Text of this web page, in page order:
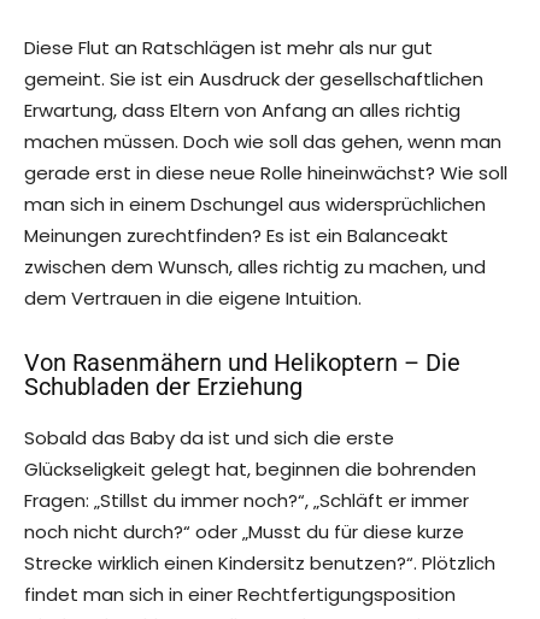
Diese Flut an Ratschlägen ist mehr als nur gut
gemeint. Sie ist ein Ausdruck der gesellschaftlichen
Erwartung, dass Eltern von Anfang an alles richtig
machen müssen. Doch wie soll das gehen, wenn man
gerade erst in diese neue Rolle hineinwächst? Wie soll
man sich in einem Dschungel aus widersprüchlichen
Meinungen zurechtfinden? Es ist ein Balanceakt
zwischen dem Wunsch, alles richtig zu machen, und
dem Vertrauen in die eigene Intuition.
Von Rasenmähern und Helikoptern – Die
Schubladen der Erziehung
Sobald das Baby da ist und sich die erste
Glückseligkeit gelegt hat, beginnen die bohrenden
Fragen: „Stillst du immer noch?“, „Schläft er immer
noch nicht durch?“ oder „Musst du für diese kurze
Strecke wirklich einen Kindersitz benutzen?“. Plötzlich
findet man sich in einer Rechtfertigungsposition